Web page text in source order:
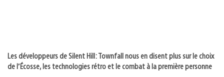
Les développeurs de Silent Hill: Townfall nous en disent plus sur le choix
de l’Écosse, les technologies rétro et le combat à la première personne